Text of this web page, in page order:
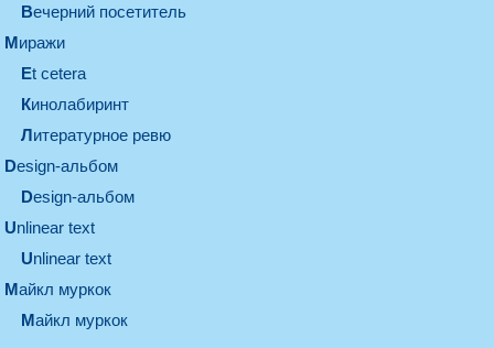
вечерний посетитель
миражи
et cetera
кинолабиринт
литературное ревю
design-альбом
design-альбом
unlinear text
Unlinear text
майкл муркок
майкл муркок